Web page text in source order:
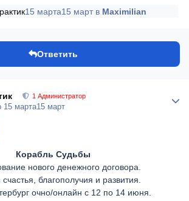
15 марта15 мартв Maximilian
Ответить
1 Администратор
15 марта15 март
Корабль Судьбы
нового денежного договора.
благополучия и развития.
очно/онлайн с 12 по 14 июня.